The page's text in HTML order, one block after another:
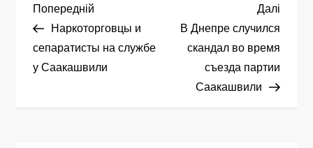
Н
а
в
Попередній
запис
Попередній
Наркоторговцы и
сепаратисты на службе
у Саакашвили
запис
Далі
В Днепрe случился
скандал во время
съезда партии
Саакашвили